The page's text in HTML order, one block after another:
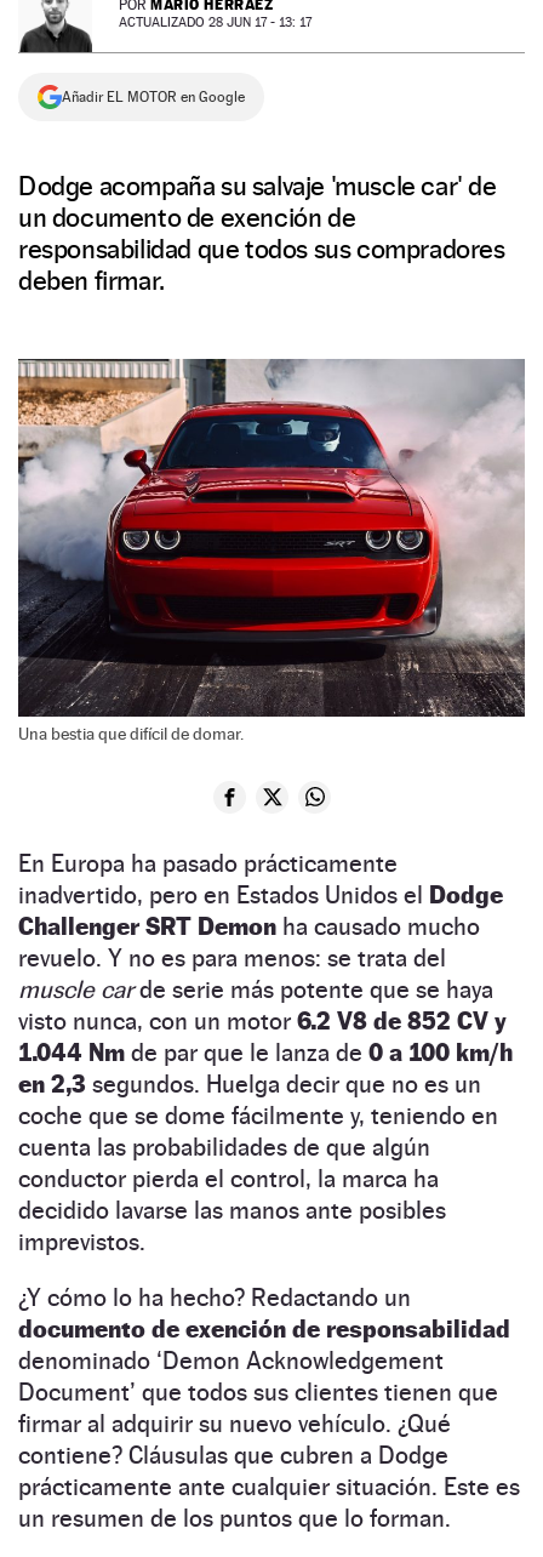
NEWSLETTER
SÍGUENOS
POR MARIO HERRÁEZ
ACTUALIZADO 28 JUN 17 - 13: 17
Añadir EL MOTOR en Google
Dodge acompaña su salvaje 'muscle car' de
un documento de exención de
responsabilidad que todos sus compradores
deben firmar.
Una bestia que difícil de domar.
En Europa ha pasado prácticamente
inadvertido, pero en Estados Unidos el Dodge
Challenger SRT Demon ha causado mucho
revuelo. Y no es para menos: se trata del
muscle carde serie más potente que se haya
visto nunca, con un motor 6.2 V8 de 852 CV y
1.044 Nm de par que le lanza de 0 a 100 km/h
en 2,3 segundos. Huelga decir que no es un
coche que se dome fácilmente y, teniendo en
cuenta las probabilidades de que algún
conductor pierda el control, la marca ha
decidido lavarse las manos ante posibles
imprevistos.
¿Y cómo lo ha hecho? Redactando un
documento de exención de responsabilidad
denominado ‘Demon Acknowledgement
Document’ que todos sus clientes tienen que
firmar al adquirir su nuevo vehículo. ¿Qué
contiene? Cláusulas que cubren a Dodge
prácticamente ante cualquier situación. Este es
un resumen de los puntos que lo forman.